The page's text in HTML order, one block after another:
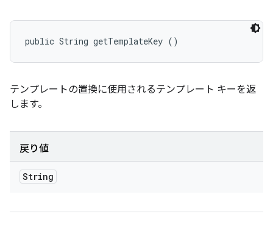
public String getTemplateKey ()
テンプレートの置換に使用されるテンプレート キーを返
します。
戻り値
String